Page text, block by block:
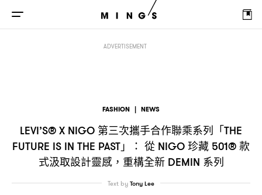
ADVERTISEMENT
FASHION | NEWS
LEVI’S® X NIGO 第三次攜手合作聯乘系列「THE
FUTURE IS IN THE PAST」 ： 從 NIGO珍藏 501®款
式汲取設計靈感， 重構全新DEMIN 系列
Text byTony Lee
第三次攜手合作聯乘系列「 ：從